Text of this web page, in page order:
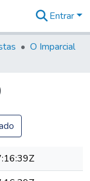
Entrar
O Imparcial